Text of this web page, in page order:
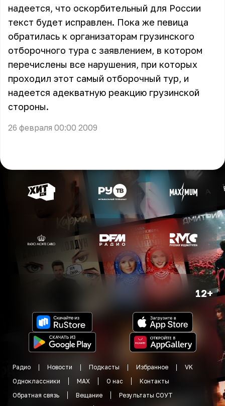
надеется, что оскорбительный для России
текст будет исправлен. Пока же певица
обратилась к организаторам грузинского
отборочного тура с заявлением, в котором
перечислены все нарушения, при которых
проходил этот самый отборочный тур, и
надеется адекватную реакцию грузинской
стороны.
26 февраля 00:00 2009
12+
Радио Новости Подкасты Избранное
VK
Одноклассники
MAX О нас
Контакты
Обратная связь
Вещание
Результаты СОУТ